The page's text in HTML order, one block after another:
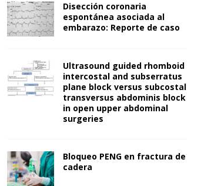
Disección coronaria
espontánea asociada al
embarazo: Reporte de caso
Ultrasound guided rhomboid
intercostal and subserratus
plane block versus subcostal
transversus abdominis block
in open upper abdominal
surgeries
Bloqueo PENG en fractura de
cadera